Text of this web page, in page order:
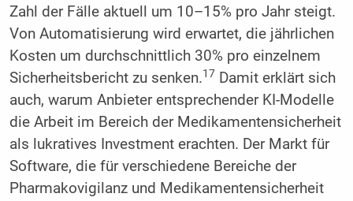
Zahl der Fälle aktuell um 10–15% pro Jahr steigt.
Von Automatisierung wird erwartet, die jährlichen
Kosten um durchschnittlich 30% pro einzelnem
Sicherheitsbericht zu senken.17 Damit erklärt sich
auch, warum Anbieter entsprechender KI-Modelle
die Arbeit im Bereich der Medikamentensicherheit
als lukratives Investment erachten. Der Markt für
Software, die für verschiedene Bereiche der
Pharmakovigilanz und Medikamentensicherheit